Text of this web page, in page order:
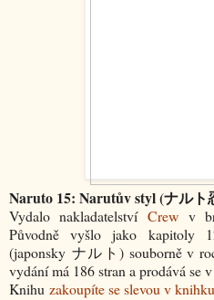
Naruto 15: Narutův styl (ナルト
Vydalo nakladatelství Crew v
Původně vyšlo jako kapitoly
(japonsky ナルト ) souborně v
vydání má 186 stran a prodává se
Knihu zakoupíte se slevou v